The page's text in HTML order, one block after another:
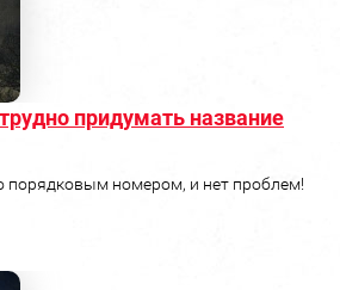
придумать название
порядковым номером, и нет проблем!